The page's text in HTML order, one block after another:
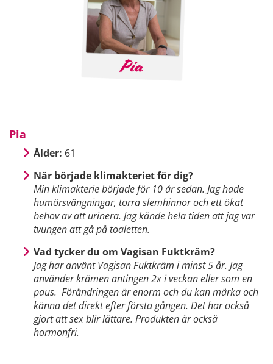
Pia
Ålder: 61
När började klimakteriet för dig?
Min klimakterie började för 10 år sedan. Jag hade
humörsvängningar, torra slemhinnor och ett ökat
behov av att urinera. Jag kände hela tiden att jag var
tvungen att gå på toaletten.
Vad tycker du om Vagisan Fuktkräm?
Jag har använt Vagisan Fuktkräm i minst 5 år. Jag
använder krämen antingen 2x i veckan eller som en
paus. Förändringen är enorm och du kan märka och
känna det direkt efter första gången. Det har också
gjort att sex blir lättare. Produkten är också
hormonfri.